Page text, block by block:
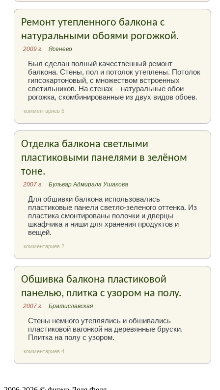
Ремонт утепленного балкона с
натуральными обоями рогожкой.
2009 г. Ясенево
Был сделан полный качественный ремонт
балкона. Стены, пол и потолок утеплены. Потолок
гипсокартоновый, с множеством встроенных
светильников. На стенах – натуральные обои
рогожка, скомбинированные из двух видов обоев.
комментариев 5
Отделка балкона светлыми
пластиковыми панелями в зелёном
тоне.
2007 г. Бульвар Адмирала Ушакова
Для обшивки балкона использовались
пластиковые панели светло-зеленого оттенка. Из
пластика смонтированы полочки и дверцы
шкафчика и ниши для хранения продуктов и
вещей.
комментариев 2
Обшивка балкона пластиковой
панелью, плитка с узором на полу.
2007 г. Братиславская
Стены немного утеплялись и обшивались
пластиковой вагонкой на деревянные бруски.
Плитка на полу с узором.
комментариев 4